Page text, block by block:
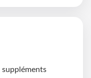
suppléments